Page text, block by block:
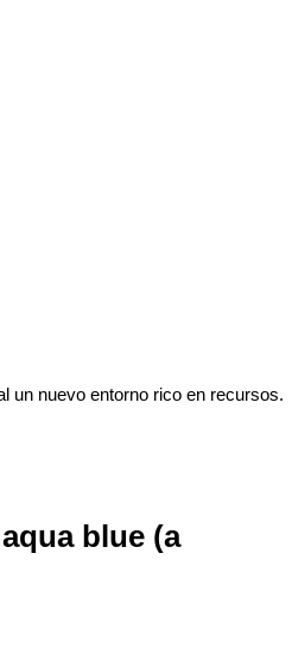
un nuevo entorno rico en recursos.
blue (a